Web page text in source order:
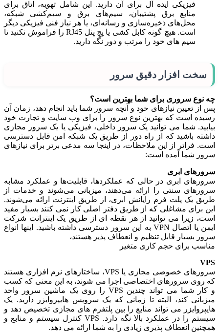
فیزیکی ایده آل برای آن دارید. این شامل تهویه، اتاق برای
منابع برق پشتیبان، سیم‌های برق و سیم‌کشی شبکه،
محل‌های ذخیره‌سازی و رسانه‌ای، یا هر نیاز فنی فیزیکی دیگر
است. هیچ گونه کابل کشی یا پچ پنل RJ45 را فراموش نکنید تا
سیم های خود را مرتب و دور نگه دارید.
سخت افزار دقیق سرور
چه نوع سروری برای شما بهترین است؟
پس از تعیین نیازهای خود و آنچه سرور شما باید انجام دهد، زمان آن
رسیده است که بهترین نوع سرور را برای وب سایت و تجارت خود
بیابید. شما می توانید یک سرور داخلی، فیزیکی یا یک سرور مجازی
داشته باشید که از راه دور از طریق یک شبکه امن قابل دسترسی
است. فراتر از این ملاحظات، در اینجا سه مدعی برتر برای نیازهای
سرور شما آمده است:
سرورهای ابری
سرورهای ابری در حالی که عملکردها، قابلیت‌ها و عملکرد مشابه
سرورهای سنتی را ارائه می‌دهند، میزبانی می‌شوند و خدمات از
طریق یک پلت فرم رایانش ابری، از طریق اینترنت ارائه می‌شوند.
این برای مشاغلی که از طریق دفتر اصلی کار نمی کنند بسیار مفید
است، زیرا می توانید از هر نقطه ای از طریق یک اینترانت شرکت
ایمن یا اتصال VPN به این سرور دسترسی داشته باشید. اینها انواع
سرور بسیار قابل تنظیم و انعطاف پذیر هستند،
مناسب برای حجم کاری متغیر
VPS
سرورهای خصوصی مجازی یا VPS، ساختارهای نرم افزاری هستند
که روی سرورهای اختصاصی اجرا می شوند، به این معنی که کسب
و کار شما می تواند چندین VPS را روی یک ماشین سرور واحد
میزبانی کند، البته تا زمانی که یک سرویس هایپروایزر دارید. یک
هایپروایزر می تواند منابع را بین پلتفرم های مجازی تخصیص دهد و
سیستم را در عملکرد بالا نگه دارد. VPS کنترل سیستم و منابع و
همچنین انعطاف پذیری زیادی را به شما ارائه می دهد.